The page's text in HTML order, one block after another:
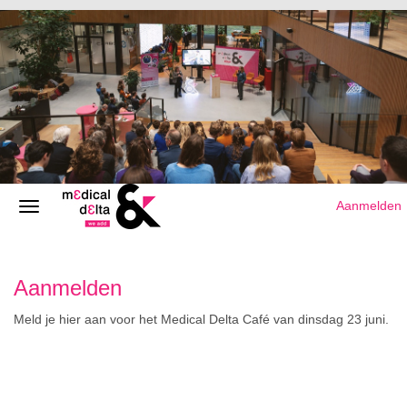
Aanmelden
Aanmelden
Meld je hier aan voor het Medical Delta Café van dinsdag 23 juni.